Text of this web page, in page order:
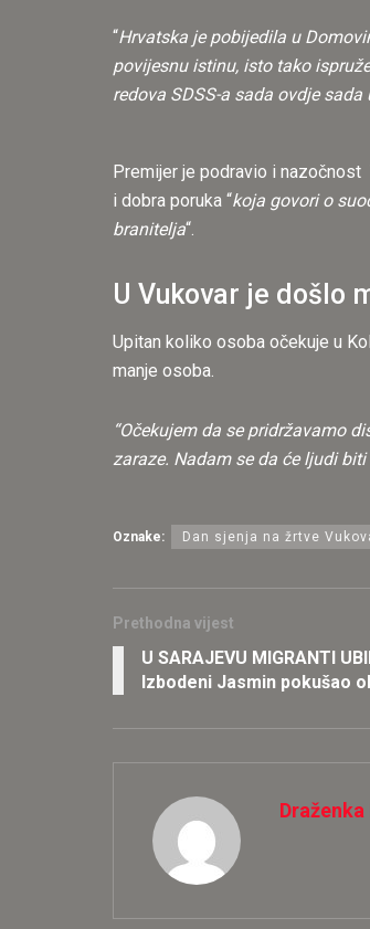
“Hrvatska je pobijedila u
povijesnu istinu, isto tako
redova SDSS-a sada ovdje
Premijer je podravio i nazočnost
i dobra poruka “koja govori o
branitelja“.
U Vukovar je došlo
Upitan koliko osoba očekuje u
manje osoba.
“Očekujem da se pridržavamo
zaraze. Nadam se da će ljudi biti
Oznake: Dan sjenja na žrtve
Prethodna vijest
U SARAJEVU MIGRANTI
Izbodeni Jasmin pokušao